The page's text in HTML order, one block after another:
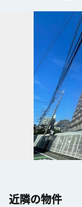
近隣の物件